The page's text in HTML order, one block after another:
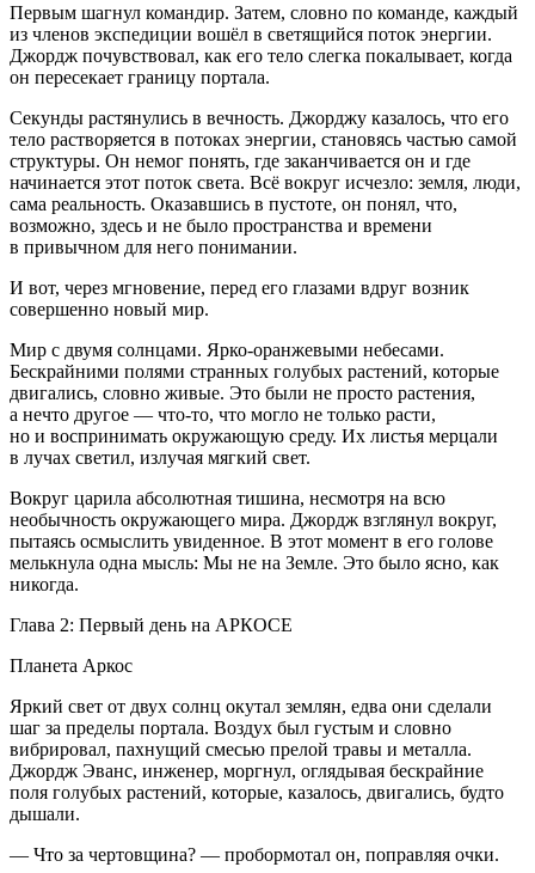
Первым шагнул командир. Затем, словно по команде, каждый
из членов экспедиции вошёл в светящийся поток энергии.
Джордж почувствовал, как его тело слегка покалывает, когда
он пересекает границу портала.
Секунды растянулись в вечность. Джорджу казалось, что его
тело растворяется в потоках энергии, становясь частью самой
структуры. Он немог понять, где заканчивается он и где
начинается этот поток света. Всё вокруг исчезло: земля, люди,
сама реальность. Оказавшись в пустоте, он понял, что,
возможно, здесь и не было пространства и времени
в привычном для него понимании.
И вот, через мгновение, перед его глазами вдруг возник
совершенно новый мир.
Мир с двумя солнцами. Ярко-оранжевыми небесами.
Бескрайними полями странных голубых растений, которые
двигались, словно живые. Это были не просто растения,
а нечто другое — что-то, что могло не только расти,
но и воспринимать окружающую среду. Их листья мерцали
в лучах светил, излучая мягкий свет.
Вокруг царила абсолютная тишина, несмотря на всю
необычность окружающего мира. Джордж взглянул вокруг,
пытаясь осмыслить увиденное. В этот момент в его голове
мелькнула одна мысль: Мы не на Земле. Это было ясно, как
никогда.
Глава 2: Первый день на АРКОСЕ
Планета Аркос
Яркий свет от двух солнц окутал землян, едва они сделали
шаг за пределы портала. Воздух был густым и словно
вибрировал, пахнущий смесью прелой травы и металла.
Джордж Эванс, инженер, моргнул, оглядывая бескрайние
поля голубых растений, которые, казалось, двигались, будто
дышали.
— Что за чертовщина? — пробормотал он, поправляя очки.